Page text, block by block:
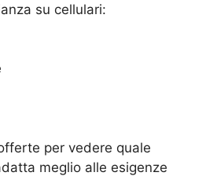
su cellulari:
per vedere quale
meglio alle esigenze